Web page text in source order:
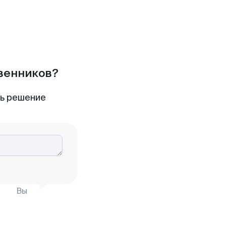
решение
Вы